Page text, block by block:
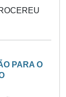
PARA O